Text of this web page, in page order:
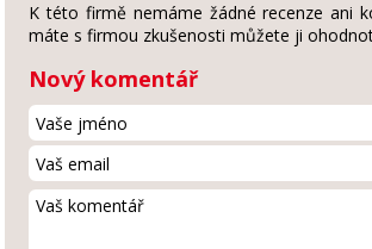
K této firmě nemáme žádné recenze ani
máte s firmou zkušenosti můžete ji
Nový komentář